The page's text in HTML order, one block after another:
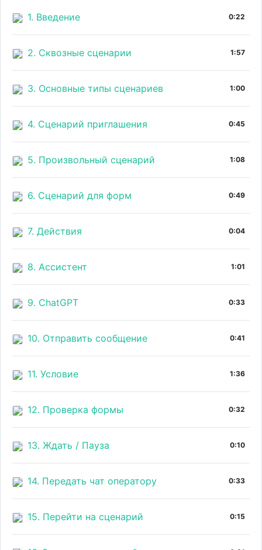
1. Введение 0:22
2. Сквозные сценарии 1:57
3. Основные типы сценариев 1:00
4. Сценарий приглашения 0:45
5. Произвольный сценарий 1:08
6. Сценарий для форм 0:49
7. Действия 0:04
8. Ассистент 1:01
9. ChatGPT 0:33
10. Отправить сообщение 0:41
11. Условие 1:36
12. Проверка формы 0:32
13. Ждать / Пауза 0:10
14. Передать чат оператору 0:33
15. Перейти на сценарий 0:15